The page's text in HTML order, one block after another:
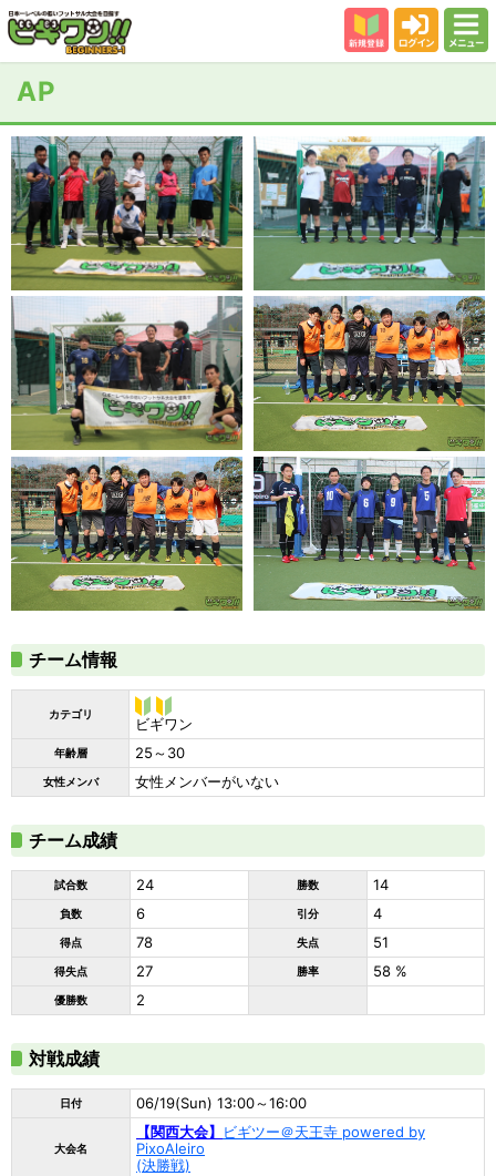
カテゴリー
会場
大会結果
スタッフ紹介
よくある質問
参加者の声
AP
チーム情報
カテゴリ
ビギ
ワン
ビギワン
年齢層 25～30
女性メンバ 女性メンバーがいない
チーム成績
試合数 24 勝数 14
負数 6 引分 4
得点 78 失点 51
得失点 27 勝率 58 %
優勝数 2
対戦成績
日付 06/19(Sun) 13:00～16:00
大会名
【関西大会】
ビギツー＠天王寺 powered by
PixoAleiro
(決勝戦)